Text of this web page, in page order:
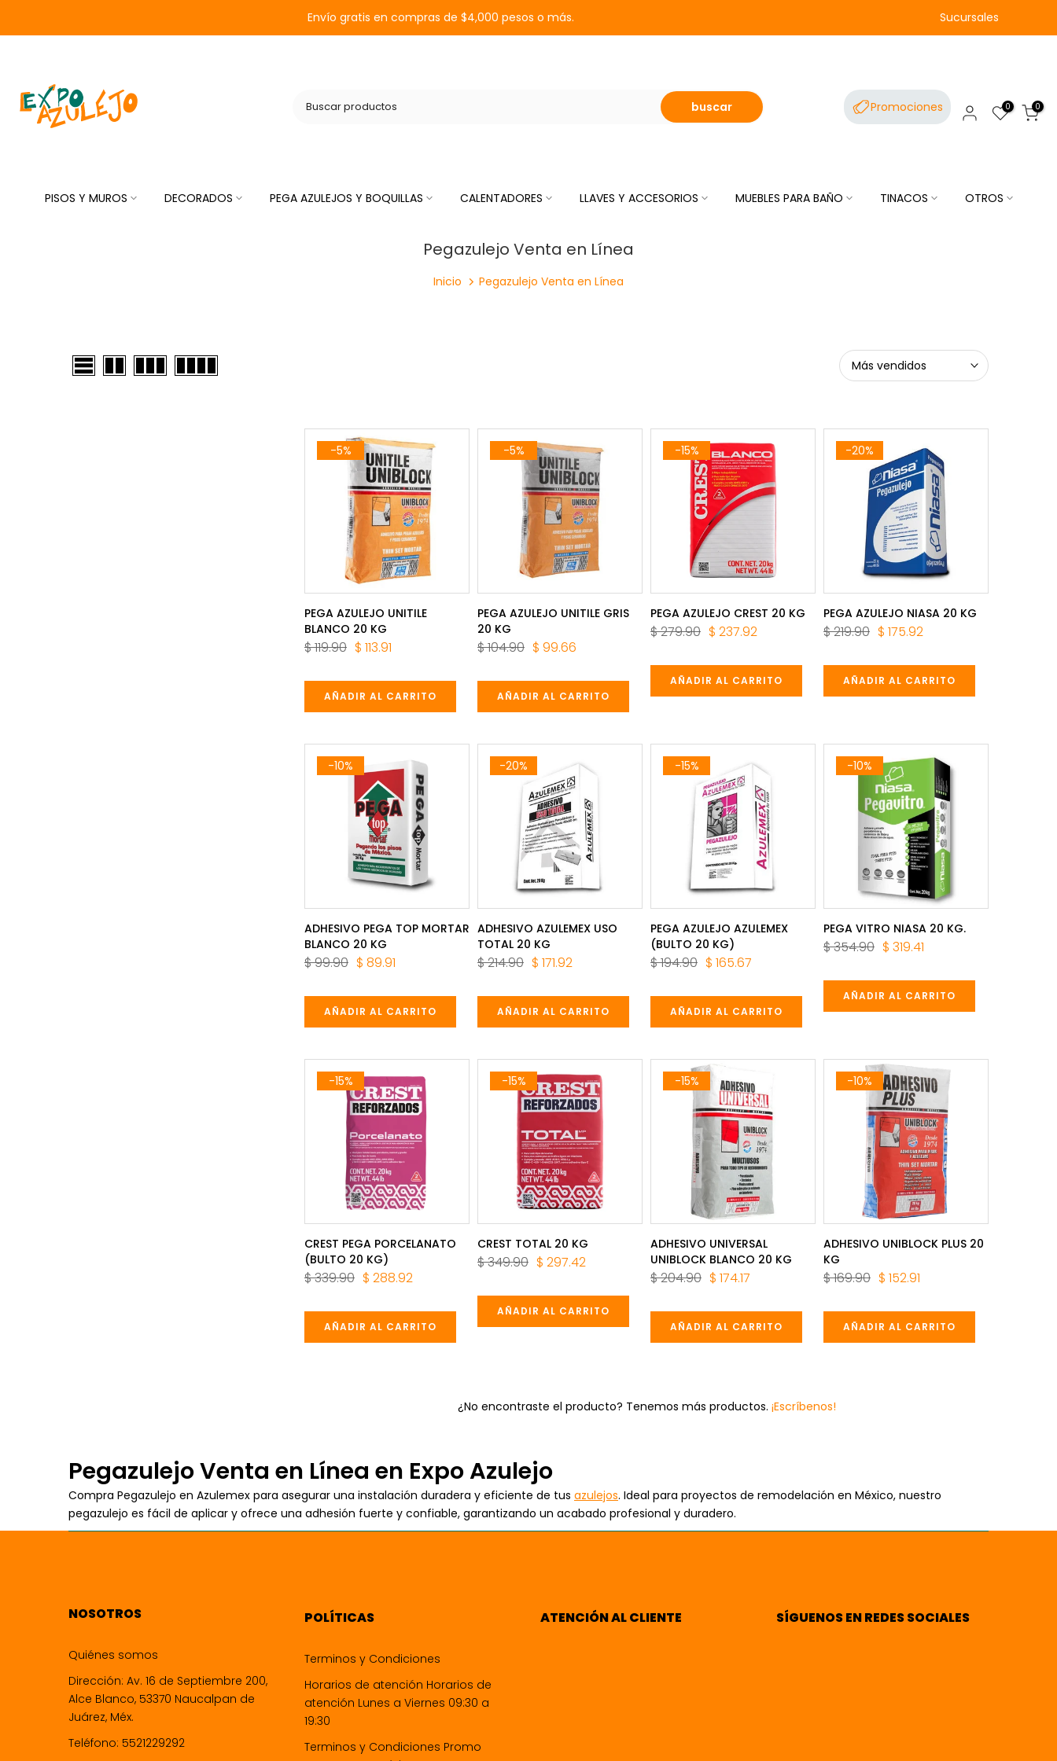
al
Envío gratis en compras de $4,000 pesos o más. Sucursales
buscar Promociones 0 0
PISOS Y MUROS DECORADOS PEGA AZULEJOS Y BOQUILLAS CALENTADORES LLAVES Y ACCESORIOS MUEBLES PARA BAÑO TINACOS OTROS
Pegazulejo Venta en Línea
Inicio Pegazulejo Venta en Línea
Más vendidos
-5%
PEGA AZULEJO UNITILE
BLANCO 20 KG
$ 119.90 $ 113.91
AÑADIR AL CARRITO
-5%
PEGA AZULEJO UNITILE GRIS
20 KG
$ 104.90 $ 99.66
AÑADIR AL CARRITO
-15%
PEGA AZULEJO CREST 20 KG
$ 279.90 $ 237.92
AÑADIR AL CARRITO
-20%
PEGA AZULEJO NIASA 20 KG
$ 219.90 $ 175.92
AÑADIR AL CARRITO
-10%
ADHESIVO PEGA TOP MORTAR
BLANCO 20 KG
$ 99.90 $ 89.91
AÑADIR AL CARRITO
-20%
ADHESIVO AZULEMEX USO
TOTAL 20 KG
$ 214.90 $ 171.92
AÑADIR AL CARRITO
-15%
PEGA AZULEJO AZULEMEX
(BULTO 20 KG)
$ 194.90 $ 165.67
AÑADIR AL CARRITO
-10%
PEGA VITRO NIASA 20 KG.
$ 354.90 $ 319.41
AÑADIR AL CARRITO
-15%
CREST PEGA PORCELANATO
(BULTO 20 KG)
$ 339.90 $ 288.92
AÑADIR AL CARRITO
-15%
CREST TOTAL 20 KG
$ 349.90 $ 297.42
AÑADIR AL CARRITO
-15%
ADHESIVO UNIVERSAL
UNIBLOCK BLANCO 20 KG
$ 204.90 $ 174.17
AÑADIR AL CARRITO
-10%
ADHESIVO UNIBLOCK PLUS 20
KG
$ 169.90 $ 152.91
AÑADIR AL CARRITO
¿No encontraste el producto? Tenemos más productos. ¡Escríbenos!
Pegazulejo Venta en Línea en Expo Azulejo
Compra Pegazulejo en Azulemex para asegurar una instalación duradera y eficiente de tus azulejos. Ideal para proyectos de remodelación en México, nuestro
pegazulejo es fácil de aplicar y ofrece una adhesión fuerte y confiable, garantizando un acabado profesional y duradero.
NOSOTROS
Quiénes somos
Dirección: Av. 16 de Septiembre 200,
Alce Blanco, 53370 Naucalpan de
Juárez, Méx.
Teléfono: 5521229292
POLÍTICAS
Terminos y Condiciones
Horarios de atención Horarios de
atención Lunes a Viernes 09:30 a
19:30
Terminos y Condiciones Promo
ATENCIÓN AL CLIENTE SÍGUENOS EN REDES SOCIALES